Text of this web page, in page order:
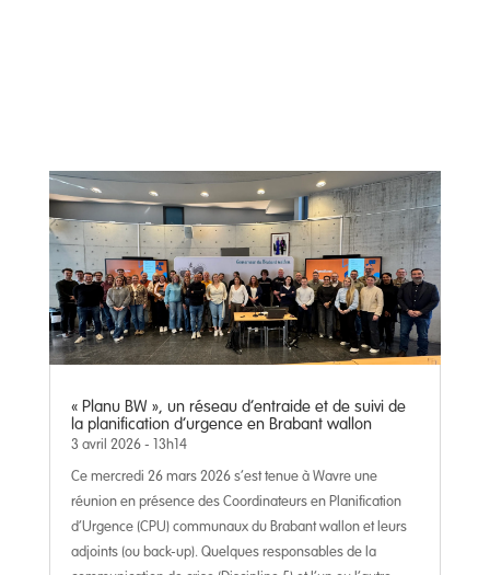
« Planu BW », un réseau d’entraide et de suivi de
la planification d’urgence en Brabant wallon
3 avril 2026 - 13h14
Ce mercredi 26 mars 2026 s’est tenue à Wavre une
réunion en présence des Coordinateurs en Planification
d’Urgence (CPU) communaux du Brabant wallon et leurs
adjoints (ou back-up). Quelques responsables de la